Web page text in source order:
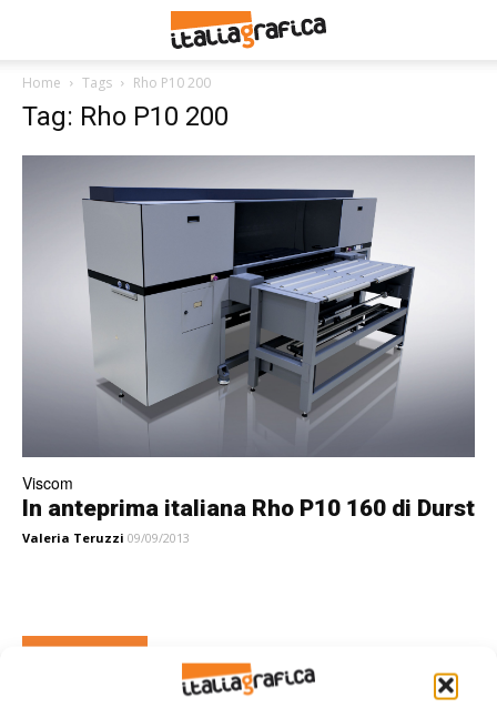
Home Tags Rho P10 200
Tag: Rho P10 200
Viscom
In anteprima italiana Rho P10 160 di Durst
Valeria Teruzzi 09/09/2013